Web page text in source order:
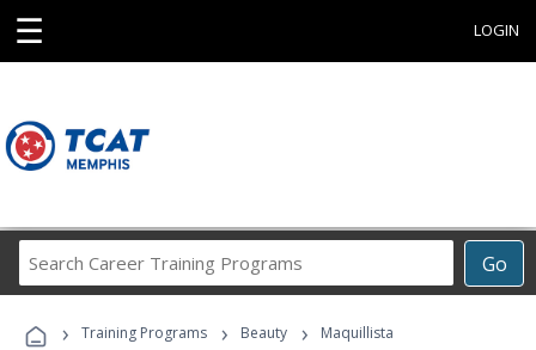
☰ LOGIN
Go
Career
Programs
› Training Programs › Beauty › Maquillista